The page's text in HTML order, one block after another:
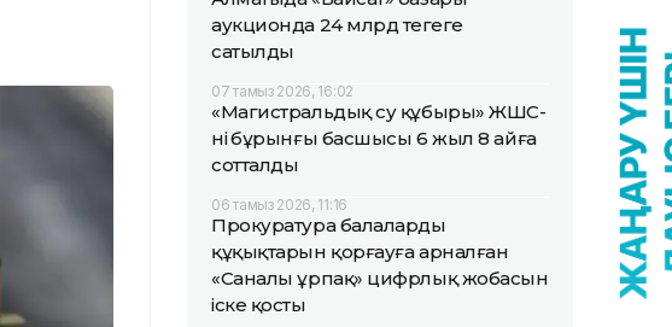
аукционда 24 млрд теңгеге
сатылды
07 тамыз 2026, 16:02
«Магистральдық су құбыры» ЖШС-
нің бұрынғы басшысы 6 жыл 8 айға
сотталды
06 тамыз 2026, 11:16
Прокуратура балалардың
құқықтарын қорғауға арналған
«Саналы ұрпақ» цифрлық жобасын
іске қосты